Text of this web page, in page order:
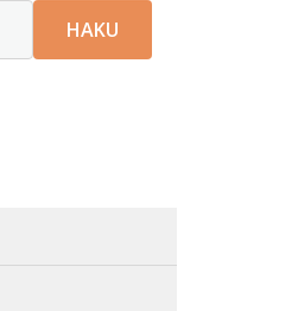
HAKU